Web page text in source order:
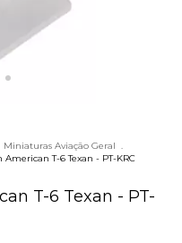
Miniaturas Aviação Geral .
T-6 Texan - PT-KRC
T-6 Texan - PT-